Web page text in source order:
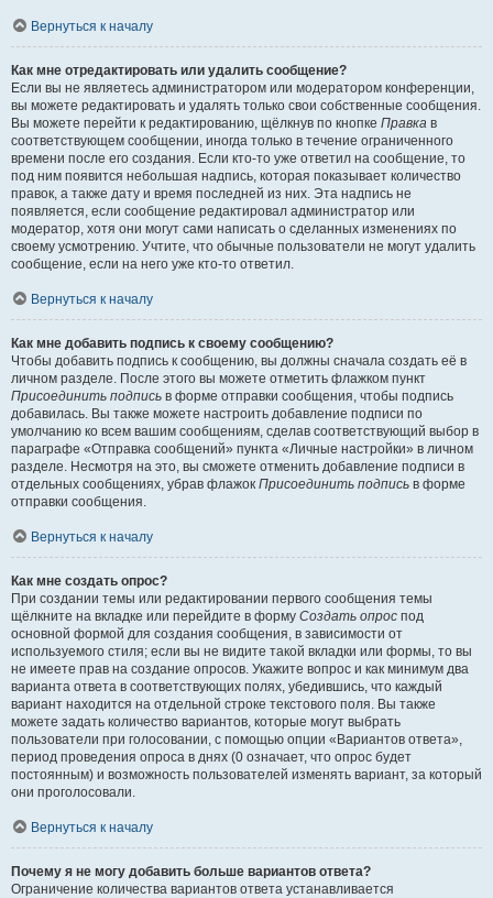
Вернуться к началу
Как мне отредактировать или удалить сообщение?
Если вы не являетесь администратором или модератором конференции,
вы можете редактировать и удалять только свои собственные сообщения.
Вы можете перейти к редактированию, щёлкнув по кнопке Правка в
соответствующем сообщении, иногда только в течение ограниченного
времени после его создания. Если кто-то уже ответил на сообщение, то
под ним появится небольшая надпись, которая показывает количество
правок, а также дату и время последней из них. Эта надпись не
появляется, если сообщение редактировал администратор или
модератор, хотя они могут сами написать о сделанных изменениях по
своему усмотрению. Учтите, что обычные пользователи не могут удалить
сообщение, если на него уже кто-то ответил.
Вернуться к началу
Как мне добавить подпись к своему сообщению?
Чтобы добавить подпись к сообщению, вы должны сначала создать её в
личном разделе. После этого вы можете отметить флажком пункт
Присоединить подпись в форме отправки сообщения, чтобы подпись
добавилась. Вы также можете настроить добавление подписи по
умолчанию ко всем вашим сообщениям, сделав соответствующий выбор в
параграфе «Отправка сообщений» пункта «Личные настройки» в личном
разделе. Несмотря на это, вы сможете отменить добавление подписи в
отдельных сообщениях, убрав флажок Присоединить подпись в форме
отправки сообщения.
Вернуться к началу
Как мне создать опрос?
При создании темы или редактировании первого сообщения темы
щёлкните на вкладке или перейдите в форму Создать опрос под
основной формой для создания сообщения, в зависимости от
используемого стиля; если вы не видите такой вкладки или формы, то вы
не имеете прав на создание опросов. Укажите вопрос и как минимум два
варианта ответа в соответствующих полях, убедившись, что каждый
вариант находится на отдельной строке текстового поля. Вы также
можете задать количество вариантов, которые могут выбрать
пользователи при голосовании, с помощью опции «Вариантов ответа»,
период проведения опроса в днях (0 означает, что опрос будет
постоянным) и возможность пользователей изменять вариант, за который
они проголосовали.
Вернуться к началу
Почему я не могу добавить больше вариантов ответа?
Ограничение количества вариантов ответа устанавливается